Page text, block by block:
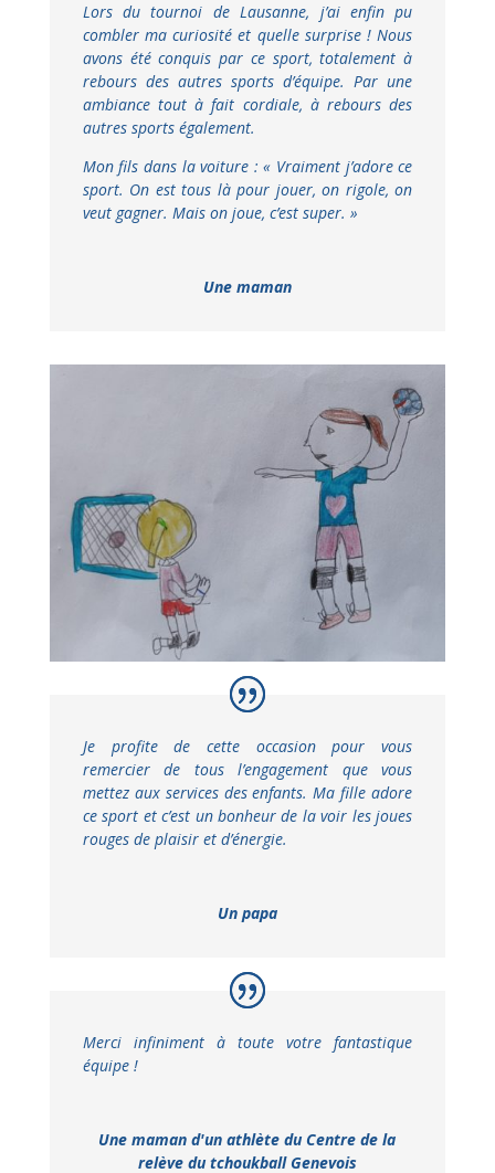
Lors du tournoi de Lausanne, j’ai enfin pu
combler ma curiosité et quelle surprise ! Nous
avons été conquis par ce sport, totalement à
rebours des autres sports d’équipe. Par une
ambiance tout à fait cordiale, à rebours des
autres sports également.
Mon fils dans la voiture : « Vraiment j’adore ce
sport. On est tous là pour jouer, on rigole, on
veut gagner. Mais on joue, c’est super. »
Une maman
Je profite de cette occasion pour vous
remercier de tous l’engagement que vous
mettez aux services des enfants. Ma fille adore
ce sport et c’est un bonheur de la voir les joues
rouges de plaisir et d’énergie.
Un papa
Merci infiniment à toute votre fantastique
équipe !
Une maman d'un athlète du Centre de la
relève du tchoukball Genevois